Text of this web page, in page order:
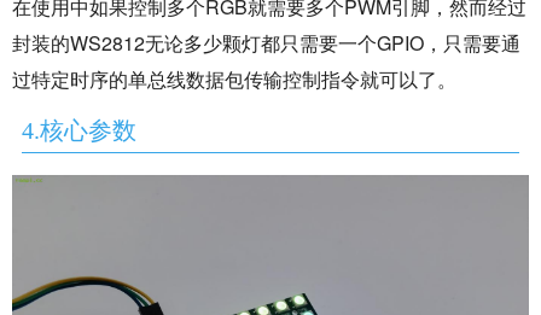
在使用中如果控制多个RGB就需要多个PWM引脚，然而经过
封装的WS2812无论多少颗灯都只需要一个GPIO，只需要通
过特定时序的单总线数据包传输控制指令就可以了。
4.核心参数